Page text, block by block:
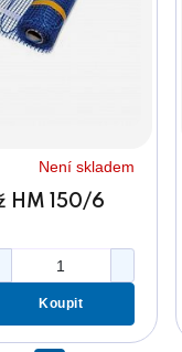
Není skladem
HM 150/6
Koupit